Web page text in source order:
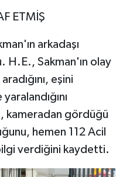
ETMİŞ
arkadaşı
H.E., Sakman'ın olay
eşini
kameradan gördüğü
hemen 112 Acil
verdiğini kaydetti.